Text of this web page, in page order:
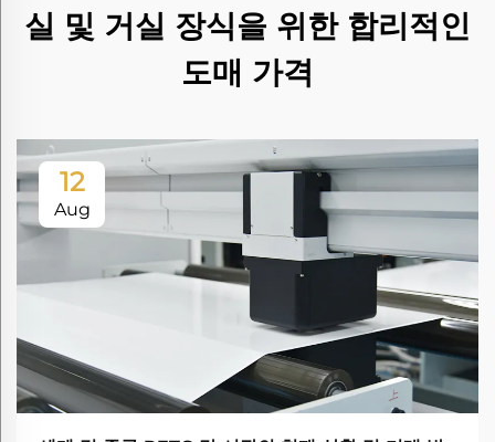
실 및 거실 장식을 위한 합리적인
도매 가격
12
Aug